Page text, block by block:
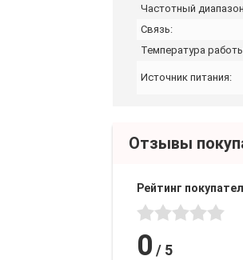
Частотный
Связь:
Температура
Источник питания:
Отзывы
Рейтинг
0 / 5